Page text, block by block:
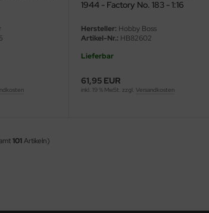
1944 - Factory No. 183 - 1:16
Hersteller: Hobby Boss
Artikel-Nr.: HB82602
Lieferbar
61,95 EUR
inkl. 19 % MwSt. zzgl.Versandkosten
101Artikeln)